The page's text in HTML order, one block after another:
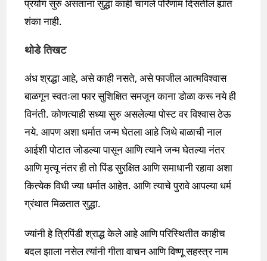
प्रयोग सुरु असताना सुद्धा काही चांगले परिणाम दिसतील ह्यात
शंका नाही.
थोडे तिखट
अंध श्रद्धा आहे, असे काही नसते, असे फाजील आत्मविश्वास
बाळगून स्वतःला फार सुशिक्षित समजून काना डोळा करू नये ही
विनंती. कोणत्याही सध्या सुरु असलेल्या पोस्ट वर विश्वास ठेऊ
नये. आपण अशा धर्मात जन्म घेतला आहे जिथे बाळाची नाल
आईशी पोटात जोडल्या पासून आणि त्याने जन्म घेतल्या नंतर
आणि मृत्यू नंतर ही तो पिंड सुरक्षित आणि समाधानी रहावा अशा
कित्येक विधी ज्या धर्मात आहेत. आणि त्याचे पुरावे आपल्या धर्म
ग्रंथात मिळतात सुद्धा.
ज्यांनी हे त्रिपिंडी श्राद्ध केले आहे आणि परिस्थितीत काहीच
बदल झाला नसेल त्यांनी गीता वाचन आणि विष्णू सहस्त्र नाम